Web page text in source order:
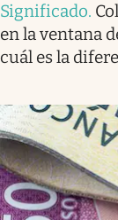
Significado.
en la ventana
cuál es la